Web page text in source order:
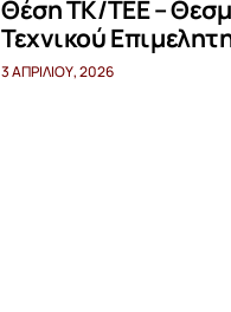
Θέση ΤΚ/ΤΕΕ –
Τεχνικού
3 ΑΠΡΙΛΊΟΥ, 2026